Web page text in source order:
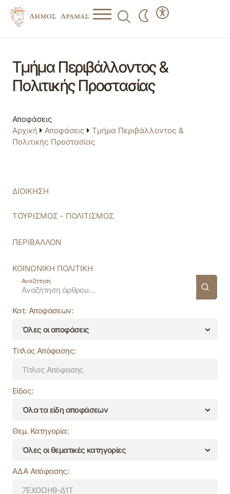
Τμήμα Περιβάλλοντος &
Πολιτικής Προστασίας
Αποφάσεις
Αρχική
Αποφάσεις
Τμήμα Περιβάλλοντος &
Πολιτικής Προστασίας
ΔΙΟΙΚΗΣΗ
ΤΟΥΡΙΣΜΟΣ - ΠΟΛΙΤΙΣΜΟΣ
ΠΕΡΙΒΑΛΛΟΝ
ΚΟΙΝΩΝΙΚΗ ΠΟΛΙΤΙΚΗ
Αναζήτηση
Κατ. Αποφάσεων:
Τίτλος Απόφασης:
Είδος:
Θεμ. Κατηγορία:
ΑΔΑ Απόφασης: